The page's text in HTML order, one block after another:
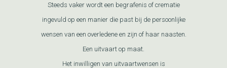
Steeds vaker wordt een begrafenis of crematie
ingevuld op een manier die past bij de persoonlijke
wensen van een overledene en zijn of haar naasten.
Een uitvaart op maat.
Het inwilligen van uitvaartwensen is